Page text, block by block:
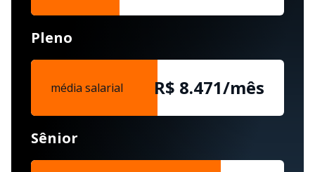
Pleno
média salarial R$ 8.471/mês
Sênior